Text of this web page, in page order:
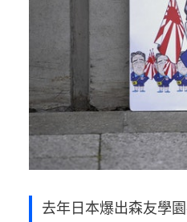
去年日本爆出森友學